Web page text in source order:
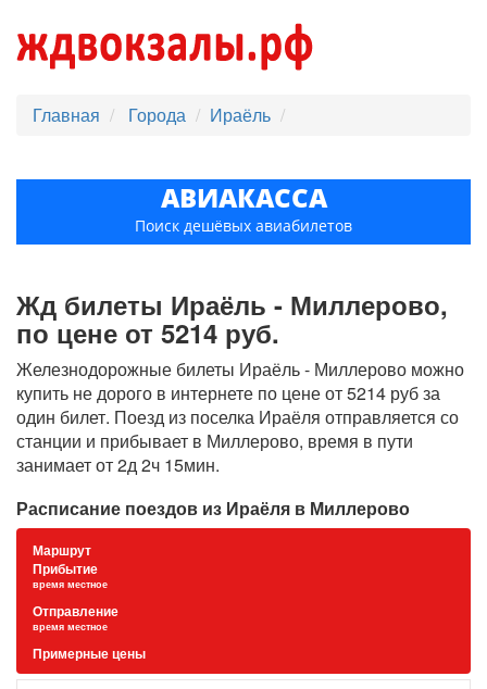
Главная Города Ираёль
АВИАКАССА
Поиск дешёвых авиабилетов
Жд билеты Ираёль - Миллерово,
по цене от 5214 руб.
Железнодорожные билеты Ираёль - Миллерово можно
купить не дорого в интернете по цене от 5214 руб за
один билет. Поезд из поселка Ираёля отправляется со
станции и прибывает в Миллерово, время в пути
занимает от 2д 2ч 15мин.
Расписание поездов из Ираёля в Миллерово
Маршрут
Прибытие
время местное
Отправление
время местное
Примерные цены